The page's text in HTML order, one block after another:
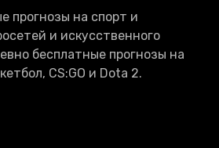
прогнозы на спорт и
и искусственного
бесплатные прогнозы на
CS:GO и Dota 2.